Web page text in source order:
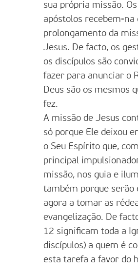
sua própria missão. Os
apóstolos recebem-na
prolongamento da
Jesus. De facto, os
os discípulos são
fazer para anunciar o
Deus são os mesmos
fez.
A missão de Jesus
só porque Ele deixou
o Seu Espírito que,
principal
missão, nos guia e
também porque serão
agora a tomar as
evangelização. De
12 significam toda a
discípulos) a quem é
esta tarefa a favor do